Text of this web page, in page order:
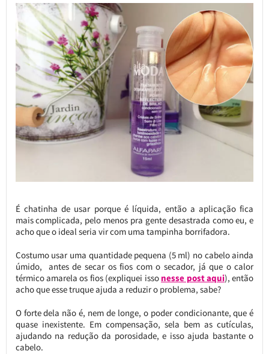
É chatinha de usar porque é líquida, então a aplicação fica
mais complicada, pelo menos pra gente desastrada como eu, e
acho que o ideal seria vir com uma tampinha borrifadora.
Costumo usar uma quantidade pequena (5 ml) no cabelo ainda
úmido, antes de secar os fios com o secador, já que o calor
térmico amarela os fios (expliquei isso nesse post aqui), então
acho que esse truque ajuda a reduzir o problema, sabe?
O forte dela não é, nem de longe, o poder condicionante, que é
quase inexistente. Em compensação, sela bem as cutículas,
ajudando na redução da porosidade, e isso ajuda bastante o
cabelo.